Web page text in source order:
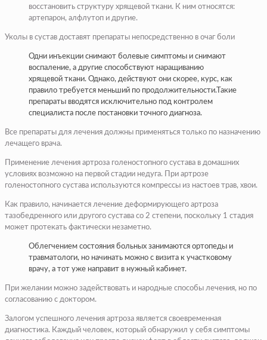
восстановить структуру хрящевой ткани. К ним относятся:
артепарон, алфлутоп и другие.
Уколы в сустав доставят препараты непосредственно в очаг боли
Одни инъекции снимают болевые симптомы и снимают
воспаление, а другие способствуют наращиванию
хрящевой ткани. Однако, действуют они скорее, курс, как
правило требуется меньший по продолжительности.Такие
препараты вводятся исключительно под контролем
специалиста после постановки точного диагноза.
Все препараты для лечения должны применяться только по назначению
лечащего врача.
Применение лечения артроза голеностопного сустава в домашних
условиях возможно на первой стадии недуга. При артрозе
голеностопного сустава используются компрессы из настоев трав, хвои.
Как правило, начинается лечение деформирующего артроза
тазобедренного или другого сустава со 2 степени, поскольку 1 стадия
может протекать фактически незаметно.
Облегчением состояния больных занимаются ортопеды и
травматологи, но начинать можно с визита к участковому
врачу, а тот уже направит в нужный кабинет.
При желании можно задействовать и народные способы лечения, но по
согласованию с доктором.
Залогом успешного лечения артроза является своевременная
диагностика. Каждый человек, который обнаружил у себя симптомы